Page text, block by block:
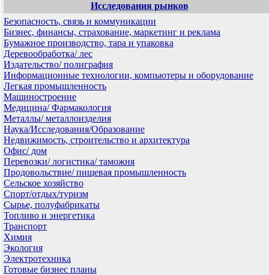
Исследования рынков
Безопасность, связь и коммуникации
Бизнес, финансы, страхование, маркетинг и реклама
Бумажное производство, тара и упаковка
Деревообработка/ лес
Издательство/ полиграфия
Информационные технологии, компьютеры и оборудование
Легкая промышленность
Машиностроение
Медицина/ Фармакология
Металлы/ металлоизделия
Наука/Исследования/Образование
Недвижимость, строительство и архитектура
Офис/ дом
Перевозки/ логистика/ таможня
Продовольствие/ пищевая промышленность
Сельское хозяйство
Спорт/отдых/туризм
Сырье, полуфабрикаты
Топливо и энергетика
Транспорт
Химия
Экология
Электротехника
Готовые бизнес планы